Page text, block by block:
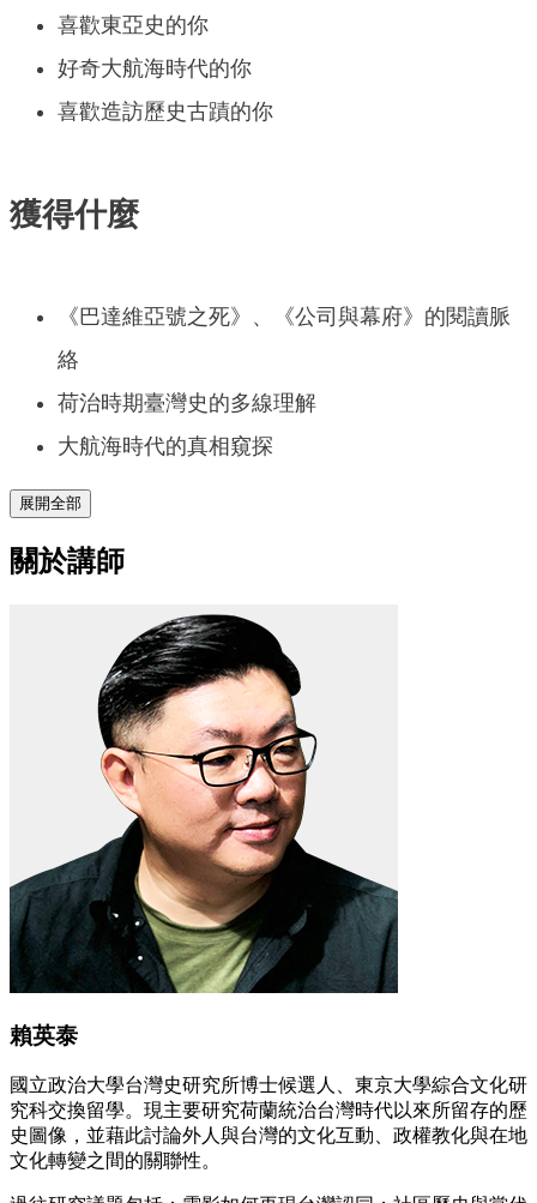
喜歡東亞史的你
好奇大航海時代的你
喜歡造訪歷史古蹟的你
獲得什麼
《巴達維亞號之死》、《公司與幕府》的閱讀脈
絡
荷治時期臺灣史的多線理解
大航海時代的真相窺探
展開全部
關於講師
賴英泰
國立政治大學台灣史研究所博士候選人、東京大學綜合文化研
究科交換留學。現主要研究荷蘭統治台灣時代以來所留存的歷
史圖像，並藉此討論外人與台灣的文化互動、政權教化與在地
文化轉變之間的關聯性。